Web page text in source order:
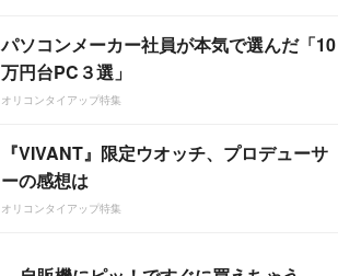
パソコンメーカー社員が本気で選んだ「10
万円台PC３選」
オリコンタイアップ特集
『VIVANT』限定ウオッチ、プロデューサ
ーの感想は
オリコンタイアップ特集